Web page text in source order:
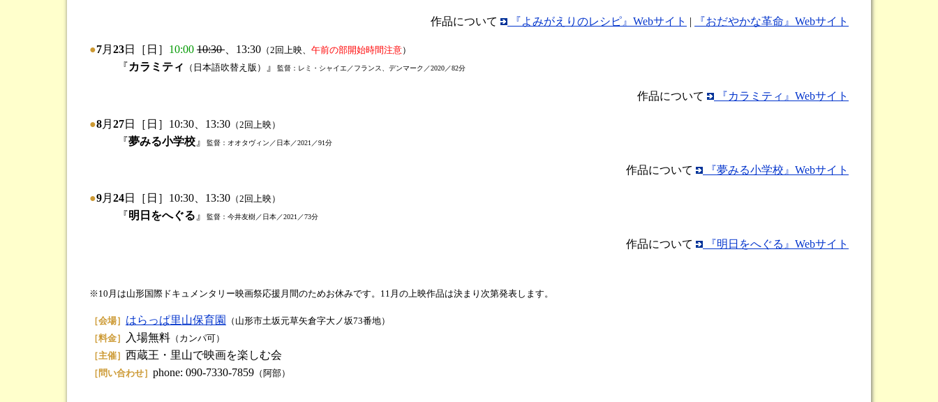
作品について 『よみがえりのレシピ』Webサイト | 『おだやかな革命』Webサイト
●7月 23日［日］ 10:00 10:30 、13:30 （2回上映、 午前の部開始時間注意）
『カラミティ （日本語吹替え版） 』 監督：レミ・シャイエ／フランス、デンマーク／2020／82分
作品について 『カラミティ』Webサイト
●8月 27日［日］10:30、13:30 （2回上映）
『夢みる小学校 』 監督：オオタヴィン／日本／2021／91分
作品について 『夢みる小学校』Webサイト
●9月 24日［日］10:30、13:30 （2回上映）
『明日をへぐる 』 監督：今井友樹／日本／2021／73分
作品について 『明日をへぐる』Webサイト
※10月は山形国際ドキュメンタリー映画祭応援月間のためお休みです。11月の上映作品は決まり次第発表します。
［会場］ はらっぱ里山保育園
（山形市土坂元草矢倉字大ノ坂73番地）
［料金］
入場無料 （カンパ可）
［主催］ 西蔵王・里山で映画を楽しむ会
［問い合わせ］ phone: 090-7330-7859 （阿部）